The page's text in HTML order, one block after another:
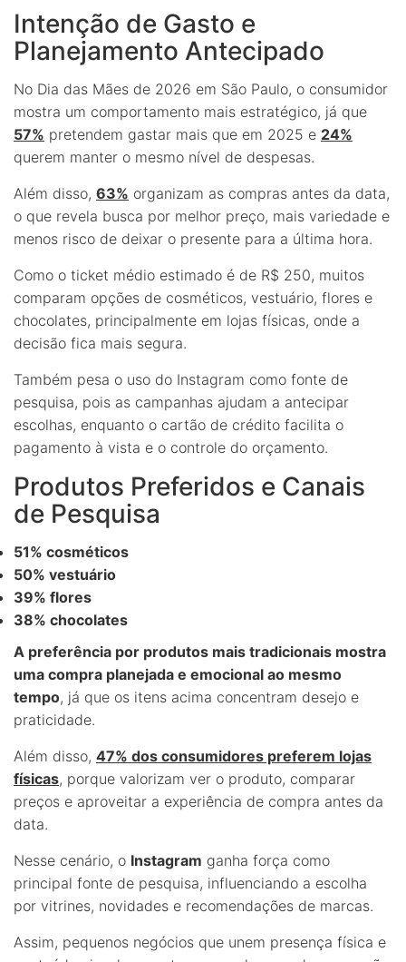
Intenção de Gasto e
Planejamento Antecipado
No Dia das Mães de 2026 em São Paulo, o consumidor
mostra um comportamento mais estratégico, já que
57% pretendem gastar mais que em 2025 e 24%
querem manter o mesmo nível de despesas.
Além disso, 63% organizam as compras antes da data,
o que revela busca por melhor preço, mais variedade e
menos risco de deixar o presente para a última hora.
Como o ticket médio estimado é de R$ 250, muitos
comparam opções de cosméticos, vestuário, flores e
chocolates, principalmente em lojas físicas, onde a
decisão fica mais segura.
Também pesa o uso do Instagram como fonte de
pesquisa, pois as campanhas ajudam a antecipar
escolhas, enquanto o cartão de crédito facilita o
pagamento à vista e o controle do orçamento.
Produtos Preferidos e Canais
de Pesquisa
51% cosméticos
50% vestuário
39% flores
38% chocolates
A preferência por produtos mais tradicionais mostra
uma compra planejada e emocional ao mesmo
tempo, já que os itens acima concentram desejo e
praticidade.
Além disso, 47% dos consumidores preferem lojas
físicas, porque valorizam ver o produto, comparar
preços e aproveitar a experiência de compra antes da
data.
Nesse cenário, o Instagram ganha força como
principal fonte de pesquisa, influenciando a escolha
por vitrines, novidades e recomendações de marcas.
Assim, pequenos negócios que unem presença física e